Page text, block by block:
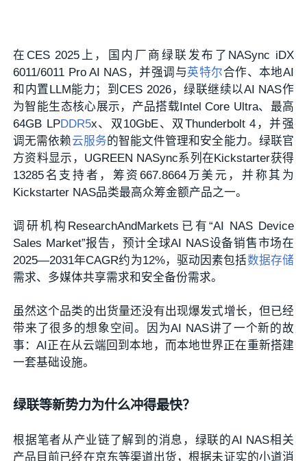
在CES 2025上，国内厂商绿联发布了NASync iDX
6011/6011 Pro AI NAS，并强调与英特尔合作、本地AI
和内置LLM能力；到CES 2026，绿联继续以AI NAS作
为智能生态核心展示，产品搭载Intel Core Ultra、最高
64GB LPDDR5x、双10GbE、双Thunderbolt 4，并强
调无需依赖云服务的智能文件管理和安全能力。绿联官
方资料显示，UGREEN NASync系列在Kickstarter获得
13285名支持者，筹资667.8664万美元，并称其为
Kickstarter NAS品类最高众筹金额产品之一。
调研机构ResearchAndMarkets已有“AI NAS Device
Sales Market”报告，预计全球AI NAS设备销售市场在
2025—2031年CAGR约为12%，驱动因素包括数据存储
需求、多媒体共享需求和安全备份需求。
虽然这个品类的出货量还没有出现爆发式增长，但已经
带来了很多的想象空间。因为AI NAS讲了一个新的故
事：AI正在从云端回到本地，而本地世界正在重新搭建
一套基础设施。
绿联等新势力为什么冲得最快？
根据笔者从产业链了解到的消息，绿联的AI NAS相关
产品目前已经在京东等渠道出货，根据未证实的小道消